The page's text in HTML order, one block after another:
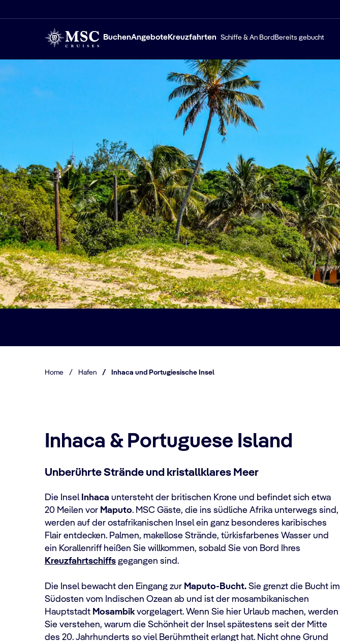
BuchenAngeboteKreuzfahrten Schiffe & An Bord Bereits gebucht
Home / Hafen / Inhaca und Portugiesische Insel
Inhaca & Portuguese Island
Unberührte Strände und kristallklares Meer
Die Insel Inhaca untersteht der britischen Krone und befindet sich etwa
20 Meilen vor Maputo. MSC Gäste, die ins südliche Afrika unterwegs sind,
werden auf der ostafrikanischen Insel ein ganz besonderes karibisches
Flair entdecken. Palmen, makellose Strände, türkisfarbenes Wasser und
ein Korallenriff heißen Sie willkommen, sobald Sie von Bord Ihres
Kreuzfahrtschiffs gegangen sind.
Die Insel bewacht den Eingang zur Maputo-Bucht. Sie grenzt die Bucht im
Südosten vom Indischen Ozean ab und ist der mosambikanischen
Hauptstadt Mosambikvorgelagert. Wenn Sie hier Urlaub machen, werden
Sie verstehen, warum die Schönheit der Insel spätestens seit der Mitte
des 20. Jahrhunderts so viel Berühmtheit erlangt hat. Nicht ohne Grund